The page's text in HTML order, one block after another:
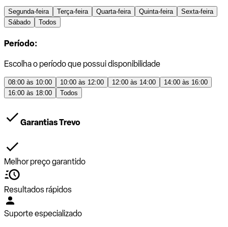
Segunda-feira Terça-feira Quarta-feira Quinta-feira
Sexta-feira
Sábado
Todos
Período:
Escolha o período que possui disponibilidade
08:00 às 10:00 10:00 às 12:00 12:00 às 14:00
14:00 às 16:00
16:00 às 18:00
Todos
Garantias Trevo
Melhor preço garantido
Resultados rápidos
Suporte especializado